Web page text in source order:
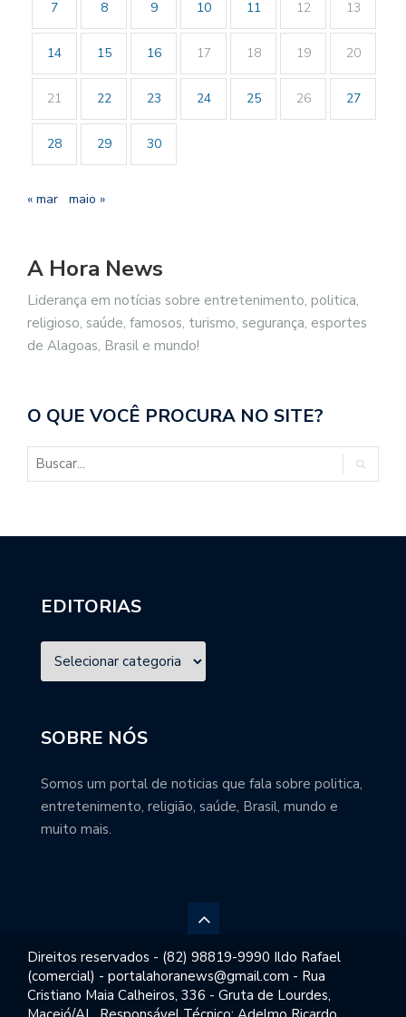
7 8 9 10 11 12 13
14 15 16 17 18 19 20
21 22 23 24 25 26 27
28 29 30
« mar maio »
A Hora News
Liderança em notícias sobre entretenimento, politica,
religioso, saúde, famosos, turismo, segurança, esportes
de Alagoas, Brasil e mundo!
O QUE VOCÊ PROCURA NO SITE?
EDITORIAS
SOBRE NÓS
Somos um portal de noticias que fala sobre politica,
entretenimento, religião, saúde, Brasil, mundo e
muito mais.
Direitos reservados - (82) 98819-9990 Ildo Rafael
(comercial) - portalahoranews@gmail.com - Rua
Cristiano Maia Calheiros, 336 - Gruta de Lourdes,